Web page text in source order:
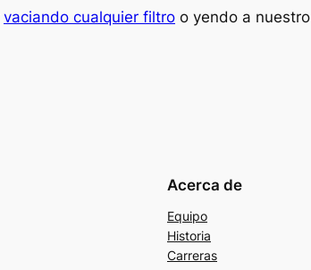
vaciando cualquier filtro o yendo a nuestro
Acerca de
Equipo
Historia
Carreras